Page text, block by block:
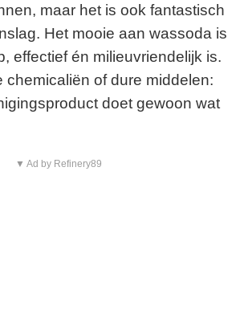
maar het is ook fantastisch
Het mooie aan wassoda is
effectief én milieuvriendelijk is.
chemicaliën of dure middelen:
doet gewoon wat
▼ Ad by Refinery89